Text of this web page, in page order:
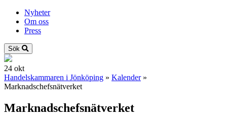
Nyheter
Om oss
Press
Sök
24 okt
Handelskammaren i Jönköping » Kalender »
Marknadschefsnätverket
Marknadschefsnätverket